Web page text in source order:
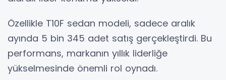
Özellikle T10F sedan modeli, sadece aralık
ayında 5 bin 345 adet satış gerçekleştirdi. Bu
performans, markanın yıllık liderliğe
yükselmesinde önemli rol oynadı.